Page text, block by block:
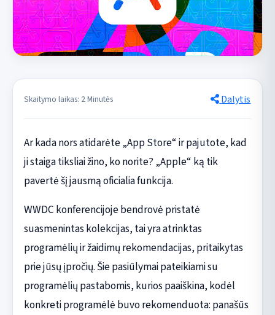
Skaitymo laikas: 2 Minutės Dalytis
Ar kada nors atidarėte „App Store“ ir pajutote, kad
ji staiga tiksliai žino, ko norite? „Apple“ ką tik
pavertė šį jausmą oficialia funkcija.
WWDC konferencijoje bendrovė pristatė
suasmenintas kolekcijas, tai yra atrinktas
programėlių ir žaidimų rekomendacijas, pritaikytas
prie jūsų įpročių. Šie pasiūlymai pateikiami su
programėlių pastabomis, kurios paaiškina, kodėl
konkreti programėlė buvo rekomenduota: panašūs